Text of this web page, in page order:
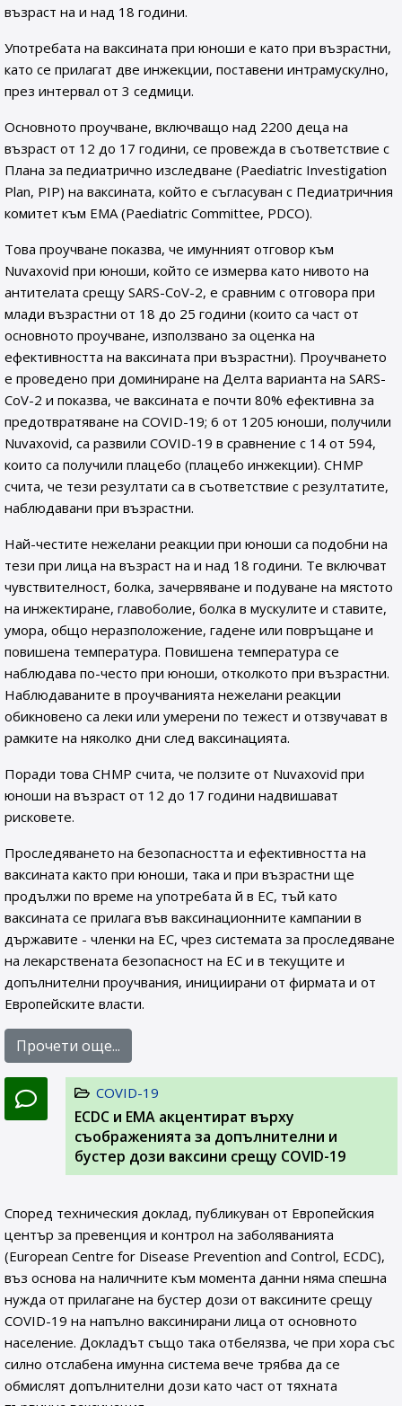
възраст на и над 18 години.
Употребата на ваксината при юноши е като при възрастни,
като се прилагат две инжекции, поставени интрамускулно,
през интервал от 3 седмици.
Основното проучване, включващо над 2200 деца на
възраст от 12 до 17 години, се провежда в съответствие с
Плана за педиатрично изследване (Paediatric Investigation
Plan, PIP) на ваксината, който е съгласуван с Педиатричния
комитет към EMA (Paediatric Committee, PDCO).
Това проучване показва, че имунният отговор към
Nuvaxovid при юноши, който се измерва като нивото на
антителата срещу SARS-CoV-2, е сравним с отговора при
млади възрастни от 18 до 25 години (които са част от
основното проучване, използвано за оценка на
ефективността на ваксината при възрастни). Проучването
е проведено при доминиране на Делта варианта на SARS-
CoV-2 и показва, че ваксината е почти 80% ефективна за
предотвратяване на COVID-19; 6 от 1205 юноши, получили
Nuvaxovid, са развили COVID-19 в сравнение с 14 от 594,
които са получили плацебо (плацебо инжекции). CHMP
счита, че тези резултати са в съответствие с резултатите,
наблюдавани при възрастни.
Най-честите нежелани реакции при юноши са подобни на
тези при лица на възраст на и над 18 години. Те включват
чувствителност, болка, зачервяване и подуване на мястото
на инжектиране, главоболие, болка в мускулите и ставите,
умора, общо неразположение, гадене или повръщане и
повишена температура. Повишена температура се
наблюдава по-често при юноши, отколкото при възрастни.
Наблюдаваните в проучванията нежелани реакции
обикновено са леки или умерени по тежест и отзвучават в
рамките на няколко дни след ваксинацията.
Поради това CHMP счита, че ползите от Nuvaxovid при
юноши на възраст от 12 до 17 години надвишават
рисковете.
Проследяването на безопасността и ефективността на
ваксината както при юноши, така и при възрастни ще
продължи по време на употребата й в ЕС, тъй като
ваксината се прилага във ваксинационните кампании в
държавите - членки на ЕС, чрез системата за проследяване
на лекарствената безопасност на ЕС и в текущите и
допълнителни проучвания, инициирани от фирмата и от
Европейските власти.
Прочети още...
COVID-19
ЕCDC и EMA акцентират върху
съображенията за допълнителни и
бустер дози ваксини срещу COVID-19
Според техническия доклад, публикуван от Европейския
център за превенция и контрол на заболяванията
(European Centre for Disease Prevention and Control, ECDC),
въз основа на наличните към момента данни няма спешна
нужда от прилагане на бустер дози от ваксините срещу
COVID-19 на напълно ваксинирани лица от основното
население. Докладът също така отбелязва, че при хора със
силно отслабена имунна система вече трябва да се
обмислят допълнителни дози като част от тяхната